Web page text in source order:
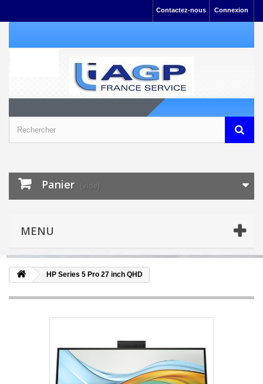
Connexion
Contactez-nous
Panier (vide)
MENU
HP Series 5 Pro 27 inch QHD